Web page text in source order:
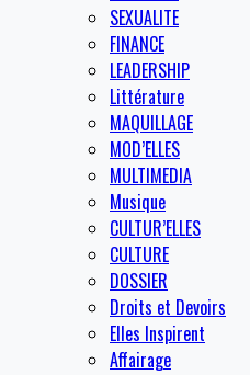
SEXUALITE
FINANCE
LEADERSHIP
Littérature
MAQUILLAGE
MOD’ELLES
MULTIMEDIA
Musique
CULTUR’ELLES
CULTURE
DOSSIER
Droits et Devoirs
Elles Inspirent
Affairage